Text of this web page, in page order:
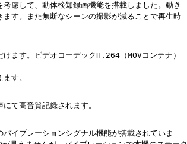
慮して、動体検知録画機能を搭載しました。動き
す。また無断なシーンの撮影が減ることで再生時
ます。ビデオコーデックH.264（MOVコンテナ）
す。
て高音質記録されます。
イブレーションシグナル機能が搭載されていま